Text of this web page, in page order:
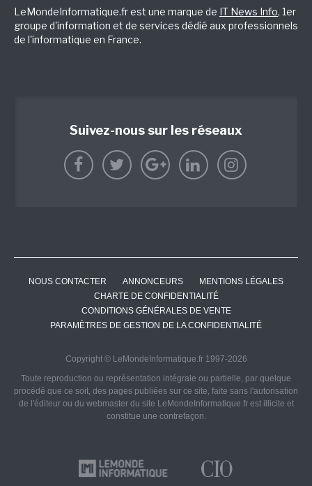
LeMondeInformatique.fr est une marque de IT News Info, 1er
groupe d'information et de services dédié aux professionnels
de l'informatique en France.
Suivez-nous sur les réseaux
NOUS CONTACTER ANNONCEURS
MENTIONS LÉGALES
CHARTE DE CONFIDENTIALITÉ
CONDITIONS GÉNÉRALES DE VENTE
PARAMÈTRES DE GESTION DE LA CONFIDENTIALITÉ
Copyright © LeMondeInformatique.fr 1997-2026
Toute reproduction ou représentation intégrale ou partielle, par quelque
procédé que ce soit, des pages publiées sur ce site, faite sans l'autorisation
de l'éditeur ou du webmaster du site LeMondeInformatique.fr est illicite et
constitue une contrefaçon.